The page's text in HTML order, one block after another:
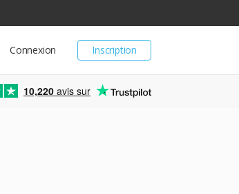
Inscription
Connexion
10,220 avis sur